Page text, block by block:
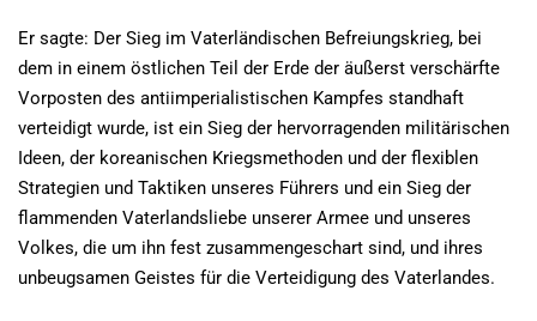
Er sagte: Der Sieg im Vaterländischen Befreiungskrieg, bei
dem in einem östlichen Teil der Erde der äußerst verschärfte
Vorposten des antiimperialistischen Kampfes standhaft
verteidigt wurde, ist ein Sieg der hervorragenden militärischen
Ideen, der koreanischen Kriegsmethoden und der flexiblen
Strategien und Taktiken unseres Führers und ein Sieg der
flammenden Vaterlandsliebe unserer Armee und unseres
Volkes, die um ihn fest zusammengeschart sind, und ihres
unbeugsamen Geistes für die Verteidigung des Vaterlandes.